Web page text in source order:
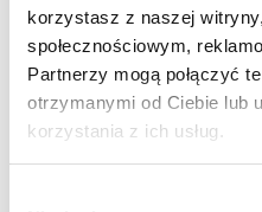
korzystasz z naszej
społecznościowym,
Partnerzy mogą połączyć
otrzymanymi od Ciebie lub
korzystania z ich usług.
Wróć
Zobacz wszystko
Aquatizer Testowy
Robot rehabilitacyjny ROBERT®
Robotyka w rehabilitacji
Dla rehabilitacji
Dla stomatologów